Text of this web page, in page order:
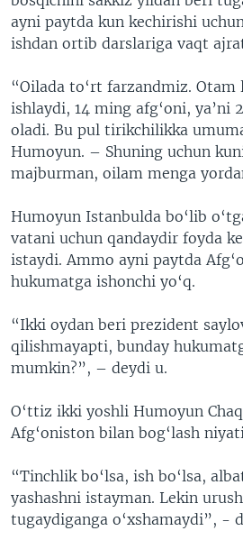
ayni paytda kun kechirishi
ishdan ortib darslariga vaqt
“Oilada to‘rt farzandmiz.
ishlaydi, 14 ming afg‘oni, ya’ni
oladi. Bu pul tirikchilikka
Humoyun. – Shuning uchun
majburman, oilam menga
Humoyun Istanbulda bo‘lib
vatani uchun qandaydir foyda
istaydi. Ammo ayni paytda
hukumatga ishonchi yo‘q.
“Ikki oydan beri prezident
qilishmayapti, bunday
mumkin?”, – deydi u.
O‘ttiz ikki yoshli Humoyun
Afg‘oniston bilan bog‘lash
“Tinchlik bo‘lsa, ish bo‘lsa,
yashashni istayman. Lekin
tugaydiganga o‘xshamaydi”, -